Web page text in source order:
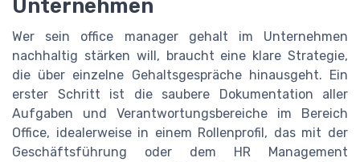
Unternehmen
Wer sein office manager gehalt im Unternehmen
nachhaltig stärken will, braucht eine klare Strategie,
die über einzelne Gehaltsgespräche hinausgeht. Ein
erster Schritt ist die saubere Dokumentation aller
Aufgaben und Verantwortungsbereiche im Bereich
Office, idealerweise in einem Rollenprofil, das mit der
Geschäftsführung oder dem HR Management